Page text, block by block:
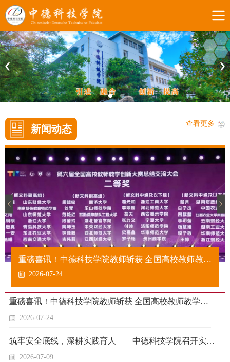
新闻动态 —— 查看更多
重磅喜讯！中德科技学院教师斩获 全国高校教师教学
创新大赛二等奖，实现历史性突破
2026-07-24
重磅喜讯！中德科技学院教师斩获 全国高校教师教学创新大赛二等奖，实现历史性突破
2026-07-24
筑牢安全底线，深耕实践育人——中德科技学院召开实习实训系列动员大会
2026-07-09